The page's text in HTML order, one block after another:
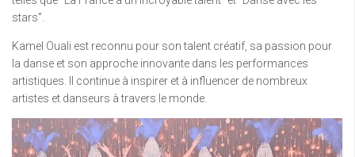
stars”.
Kamel Ouali est reconnu pour son talent créatif, sa passion pour
la danse et son approche innovante dans les performances
artistiques. Il continue à inspirer et à influencer de nombreux
artistes et danseurs à travers le monde.